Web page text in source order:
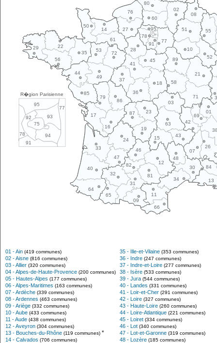
R�gion Parisienne
77
78
91
95
93
75
94
92
10
11
12
13
14
15
16
17
18
19
21
22
23
24
26
27
28
29
30
31
32
33
34
35
36
37
40
41
42
43
44
45
46
47
48
49
50
51
52
53
55
56
58
60
61
63
64
65
66
69
01
02
03
07
08
09
71
72
76
77
78
79
80
81
82 84
85
86
87
89
91
95
01 - Ain (419 communes)
02 - Aisne (816 communes)
03 - Allier (320 communes)
04 - Alpes-de-Haute-Provence (200 communes)
05 - Hautes-Alpes (177 communes)
06 - Alpes-Maritimes (163 communes)
07 - Ardèche (339 communes)
08 - Ardennes (463 communes)
09 - Ariège (332 communes)
10 - Aube (433 communes)
11 - Aude (438 communes)
12 - Aveyron (304 communes)
13 - Bouches-du-Rhône (119 communes) *
14 - Calvados (706 communes)
35 - Ille-et-Vilaine (353 communes)
36 - Indre (247 communes)
37 - Indre-et-Loire (277 communes)
38 - Isère (533 communes)
39 - Jura (544 communes)
40 - Landes (331 communes)
41 - Loir-et-Cher (291 communes)
42 - Loire (327 communes)
43 - Haute-Loire (260 communes)
44 - Loire-Atlantique (221 communes)
45 - Loiret (334 communes)
46 - Lot (340 communes)
47 - Lot-et-Garonne (319 communes)
48 - Lozère (185 communes)